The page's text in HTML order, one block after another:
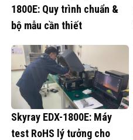
1800E: Quy trình chuẩn &
bộ mẫu cần thiết
Skyray EDX-1800E: Máy
test RoHS lý tưởng cho